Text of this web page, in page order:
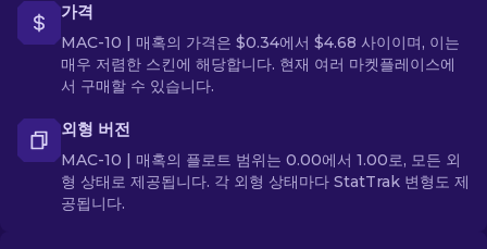
가격
MAC-10 | 매혹의 가격은 $0.34에서 $4.68 사이이며, 이는
매우 저렴한 스킨에 해당합니다. 현재 여러 마켓플레이스에
서 구매할 수 있습니다.
외형 버전
MAC-10 | 매혹의 플로트 범위는 0.00에서 1.00로, 모든 외
형 상태로 제공됩니다. 각 외형 상태마다 StatTrak 변형도 제
공됩니다.